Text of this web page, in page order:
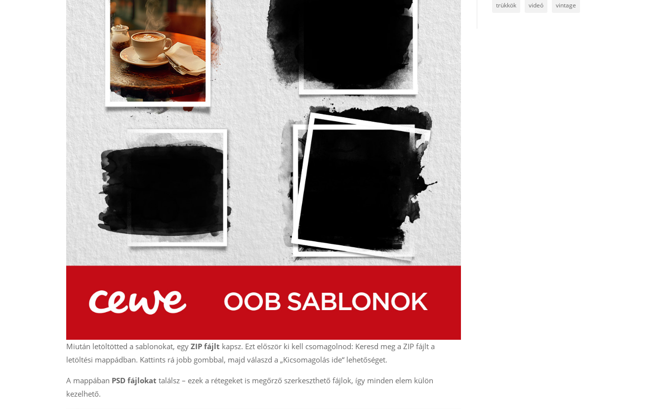
Miután letöltötted a sablonokat, egyZIP fájlt kapsz. Ezt először ki kell csomagolnod: Keresd meg a ZIP fájlt a
letöltési mappádban. Kattints rá jobb gombbal, majd válaszd a „Kicsomagolás ide“ lehetőséget.
A mappában PSD fájlokat találsz – ezek a rétegeket is megőrző szerkeszthető fájlok, így minden elem külön
kezelhető.
trükkök videó vintage